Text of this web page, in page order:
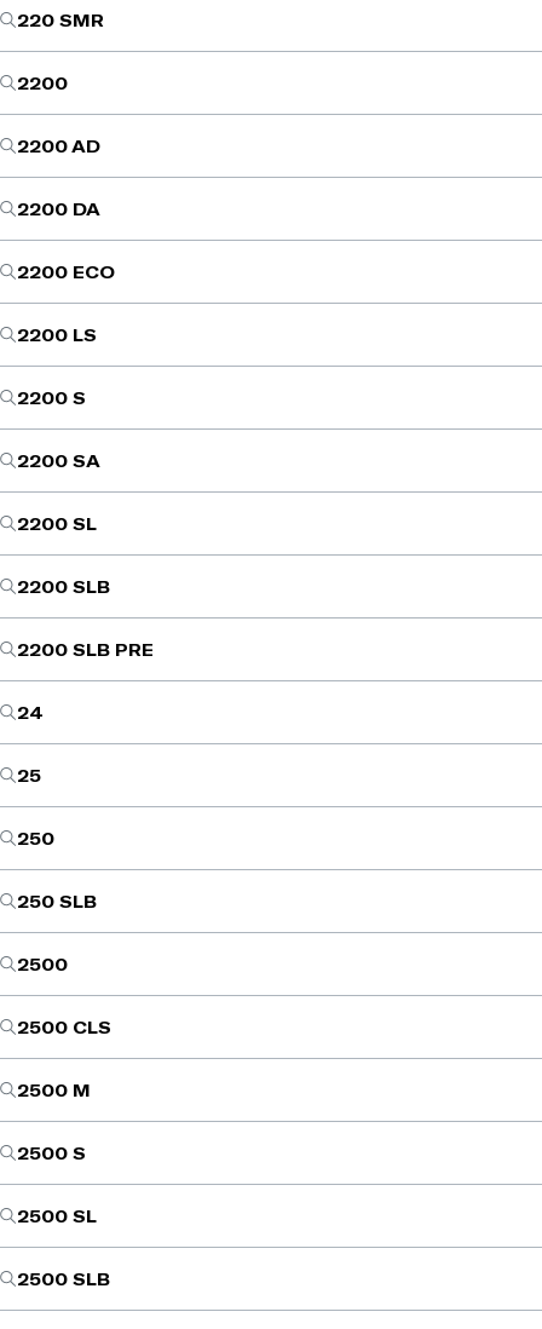
220 SMR
2200
2200 AD
2200 DA
2200 ECO
2200 LS
2200 S
2200 SA
2200 SL
2200 SLB
2200 SLB PRE
24
25
250
250 SLB
2500
2500 CLS
2500 M
2500 S
2500 SL
2500 SLB